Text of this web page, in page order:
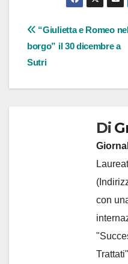
articoli
“Giulietta e Romeo
borgo” il 30 dicembre a
Sutri
Di
con